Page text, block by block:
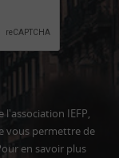
IEFP,
vous permettre de
en savoir plus